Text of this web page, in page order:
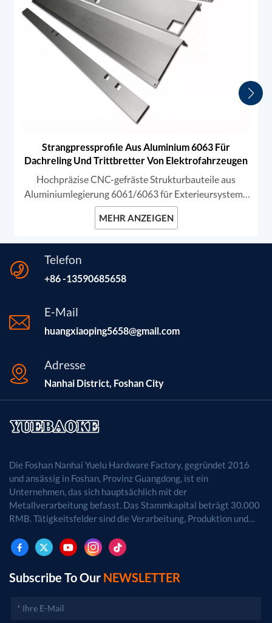
Strangpressprofile Aus Aluminium 6063 Für
Dachreling Und Trittbretter Von Elektrofahrzeugen
Hochpräzise CNC-gefräste Strukturbauteile aus
Aluminiumlegierung 6061/6063 für Exterieursysteme
von Elektrofahrzeugen. Diese robusten Profile sind
speziell für Dachreling und Trittbretter konzipiert.
MEHR ANZEIGEN
Telefon
+86 -13590685658
E-Mail
huangxiaoping5658@gmail.com
Adresse
Nanhai District, Foshan City
Die Foshan Nanhai Yuelu Hardware Factory, gegründet 2016
und ansässig in Foshan, Provinz Guangdong, ist ein
Unternehmen, das sich hauptsächlich mit der
Metallverarbeitung befasst. Das Stammkapital beträgt 30.000
RMB. Tätigkeitsfelder sind die Verarbeitung, Produktion und
genehmigungspflichtigen Projekten dürfen die
Geschäftstätigkeiten erst nach Genehmigung durch die
zuständigen Behörden aufgenommen werden.)
Subscribe To Our NEWSLETTER